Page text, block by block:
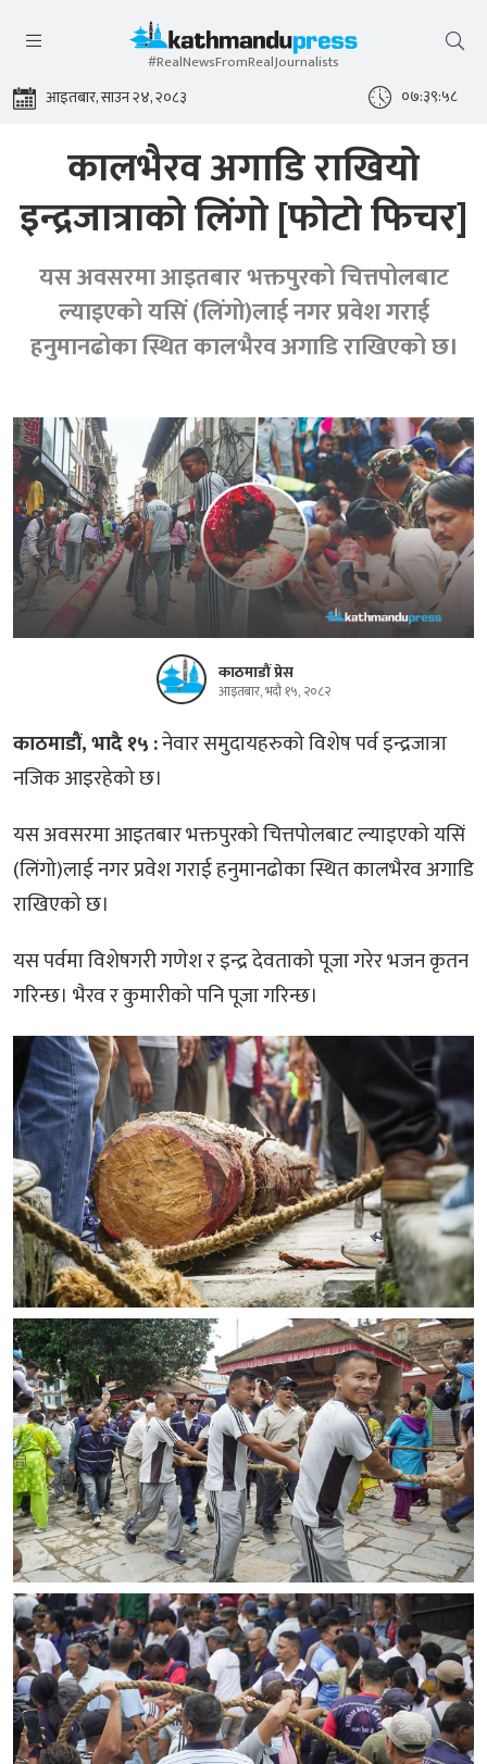
#RealNewsFromRealJournalists
आइतबार, साउन २४, २०८३ ०७:४०:००
कालभैरव अगाडि राखियो
इन्द्रजात्राको लिंगो [फोटो फिचर]
यस अवसरमा आइतबार भक्तपुरको चित्तपोलबाट
ल्याइएको यसिं (लिंगो)लाई नगर प्रवेश गराई
हनुमानढोका स्थित कालभैरव अगाडि राखिएको छ।
काठमाडौं प्रेस
आइतबार, भदौ १५, २०८२
काठमाडौं, भादै १५ :नेवार समुदायहरुको विशेष पर्व इन्द्रजात्रा
नजिक आइरहेको छ।
यस अवसरमा आइतबार भक्तपुरको चित्तपोलबाट ल्याइएको यसिं
(लिंगो)लाई नगर प्रवेश गराई हनुमानढोका स्थित कालभैरव अगाडि
राखिएको छ।
यस पर्वमा विशेषगरी गणेश र इन्द्र देवताको पूजा गरेर भजन कृतन
गरिन्छ। भैरव र कुमारीको पनि पूजा गरिन्छ।